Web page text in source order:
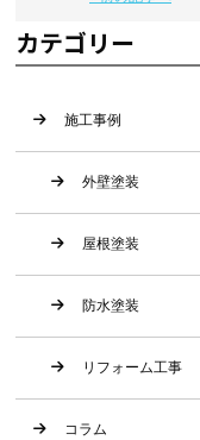
カテゴリー
施工事例
外壁塗装
屋根塗装
防水塗装
リフォーム工事
コラム